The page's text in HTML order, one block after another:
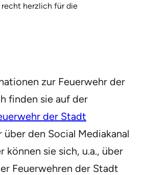
recht herzlich für die
zur Feuerwehr der
finden sie auf der
der Stadt
über den Social Mediakanal
können sie sich, u.a., über
Feuerwehren der Stadt